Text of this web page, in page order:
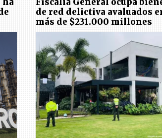
de red delictiva avaluados
más de $231.000 millones